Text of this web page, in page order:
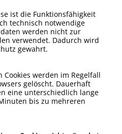
ist die Funktionsfähigkeit
technisch notwendige
werden nicht zur
verwendet. Dadurch wird
gewahrt.
werden im Regelfall
gelöscht. Dauerhaft
eine unterschiedlich lange
bis zu mehreren